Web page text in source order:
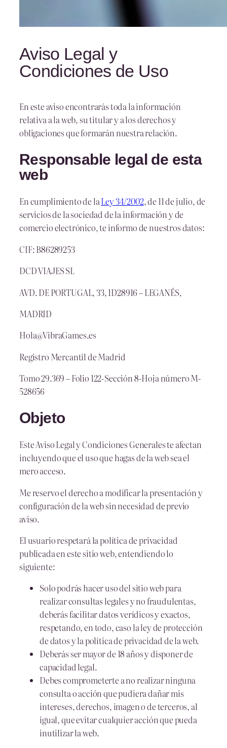
Aviso Legal y
Condiciones de Uso
En este aviso encontrarás toda la información
relativa a la web, su titular y a los derechos y
obligaciones que formarán nuestra relación.
Responsable legal de esta
web
En cumplimiento de laLey 34/2002, de 11 de julio, de
servicios de la sociedad de la información y de
comercio electrónico, te informo de nuestros datos:
CIF: B86289253
DCD VIAJES SL
AVD. DE PORTUGAL, 33, 1D28916 – LEGANÉS,
MADRID
Hola@VibraGames.es
Registro Mercantil de Madrid
Tomo 29.369 – Folio 122-Sección 8-Hoja número M-
528656
Objeto
Este Aviso Legal y Condiciones Generales te afectan
incluyendo que el uso que hagas de la web sea el
mero acceso.
Me reservo el derecho a modificar la presentación y
configuración de la web sin necesidad de previo
aviso.
El usuario respetará la política de privacidad
publicada en este sitio web, entendiendo lo
siguiente:
Solo podrás hacer uso del sitio web para
realizar consultas legales y no fraudulentas,
deberás facilitar datos verídicos y exactos,
respetando, en todo, caso la ley de protección
de datos y la política de privacidad de la web.
Deberás ser mayor de 18 años y disponer de
capacidad legal.
Debes comprometerte a no realizar ninguna
consulta o acción que pudiera dañar mis
intereses, derechos, imagen o de terceros, al
igual, que evitar cualquier acción que pueda
inutilizar la web.